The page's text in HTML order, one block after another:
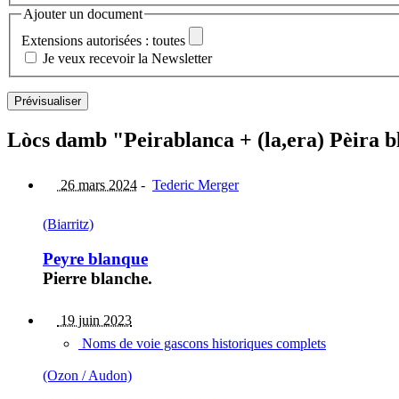
Ajouter un document
Extensions autorisées : toutes
Je veux recevoir la Newsletter
Lòcs damb "Peirablanca + (la,era) Pèira
26 mars 2024 - Tederic Merger
(Biarritz)
Peyre blanque
Pierre blanche.
19 juin 2023
Noms de voie gascons historiques complets
(Ozon / Audon)